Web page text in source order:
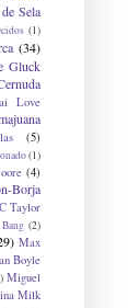
Sela
(1)
(34)
Gluck
Love
(5)
(1)
(4)
Borja
Taylor
(2)
Max
Boyle
Miguel
Milk